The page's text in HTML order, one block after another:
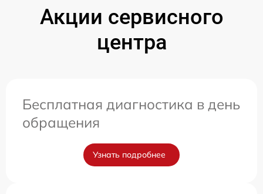
Акции сервисного
центра
Бесплатная диагностика в день
обращения
Узнать подробнее